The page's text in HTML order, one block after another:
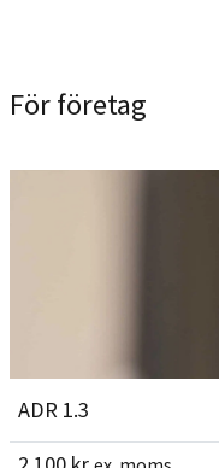
För företag
ADR 1.3